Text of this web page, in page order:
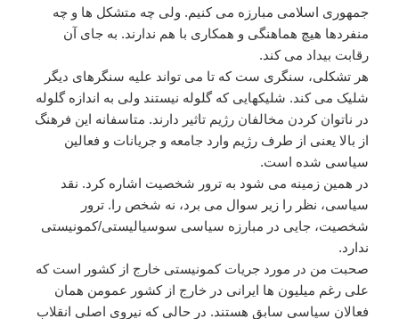
جمهوری اسلامی مبارزه می کنیم. ولی چه متشکل ها و چه
منفردها هیچ هماهنگی و همکاری با هم ندارند. به جای آن
رقابت بیداد می کند.
هر تشکلی، سنگری ست که تا می تواند علیه سنگرهای دیگر
شلیک می کند. شلیکهایی که گلوله نیستند ولی به اندازه گلوله
در ناتوان کردن مخالفان رژیم تاثیر دارند. متاسفانه این فرهنگ
از بالا یعنی از طرف رژیم وارد جامعه و جریانات و فعالین
سیاسی شده است.‌
در همین زمینه می شود به ترور شخصیت اشاره کرد. نقد
سیاسی، نظر را زیر سوال می برد، نه شخص را. ترور
شخصیت، جایی در مبارزه سیاسی سوسیالیستی/کمونیستی
ندارد.
صحبت من در مورد جریات کمونیستی خارج از کشور است که
علی رغم میلیون ها ایرانی در خارج از کشور عمومن همان
فعالان سیاسی سابق هستند. در حالی که نیروی اصلی انقلاب